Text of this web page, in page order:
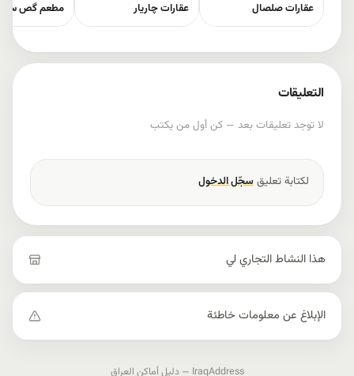
عقارات صلصال عقارات چاریار مطعم گص
التعليقات
لا توجد تعليقات بعد — كن أول من يكتب
لكتابة تعليقسجّل الدخول
هذا النشاط التجاري لي
الإبلاغ عن معلومات خاطئة
IraqAddress — دليل أماكن العراق